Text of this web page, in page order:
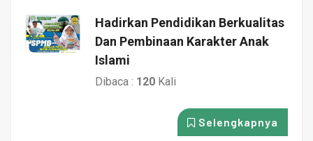
Hadirkan Pendidikan Berkualitas
Dan Pembinaan Karakter Anak
Islami
Dibaca : 120 Kali
Selengkapnya